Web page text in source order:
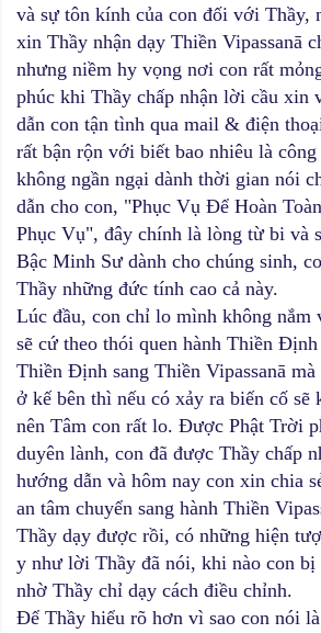
và sự tôn kính của con đối với Thầy,
xin Thầy nhận dạy Thiền Vipassanā
nhưng niềm hy vọng nơi con rất
phúc khi Thầy chấp nhận lời cầu xin
dẫn con tận tình qua mail & điện
rất bận rộn với biết bao nhiêu là
không ngần ngại dành thời gian nói
dẫn cho con, "Phục Vụ Để Hoàn
Phục Vụ", đây chính là lòng từ bi và
Bậc Minh Sư dành cho chúng sinh,
Thầy những đức tính cao cả này.
Lúc đầu, con chỉ lo mình không nắm
sẽ cứ theo thói quen hành Thiền
Thiền Định sang Thiền Vipassanā
ở kế bên thì nếu có xảy ra biến cố sẽ
nên Tâm con rất lo. Được Phật Trời
duyên lành, con đã được Thầy chấp
hướng dẫn và hôm nay con xin chia
an tâm chuyển sang hành Thiền
Thầy dạy được rồi, có những hiện
y như lời Thầy đã nói, khi nào con bị
nhờ Thầy chỉ dạy cách điều chỉnh.
Để Thầy hiểu rõ hơn vì sao con nói